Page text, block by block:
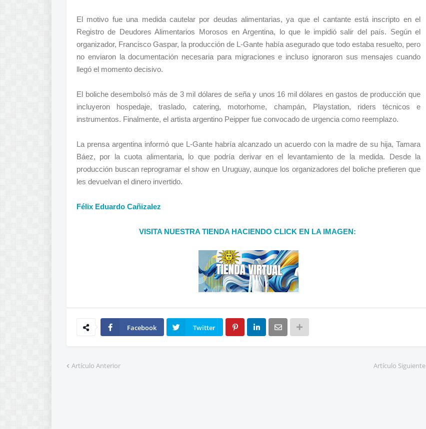
El motivo fue una medida cautelar por deudas alimentarias, ya que el cantante está inscripto en el
Registro de Deudores Alimentarios Morosos en Argentina, lo que le impidió salir del país. Según el
organizador, Francisco Gaspar, la producción de L-Gante había asegurado que todo estaba resuelto, pero
no enviaron la documentación necesaria para migraciones e incluso ignoraron sus mensajes cuando
llegó el momento decisivo.
El boliche desembolsó más de 3 mil dólares de seña y unos 16 mil dólares en gastos de producción que
incluyeron hospedaje, traslado, catering, motorhome, champán, Playstation, riders técnicos e
instrumentos. Finalmente, el artista argentino Peipper fue convocado de urgencia como reemplazo.
La prensa argentina informó que L-Gante habría alcanzado un acuerdo con la madre de su hija, Tamara
Báez, por la cuota alimentaria, lo que podría derivar en el levantamiento de la medida. Desde la
producción buscan reprogramar el show en Uruguay, aunque los organizadores del boliche prefieren que
les devuelvan el dinero invertido.
Félix Eduardo Cañizalez
VISITA NUESTRA TIENDA HACIENDO CLICK EN LA IMAGEN:
Facebook Twitter
Artículo Anterior Artículo Siguiente